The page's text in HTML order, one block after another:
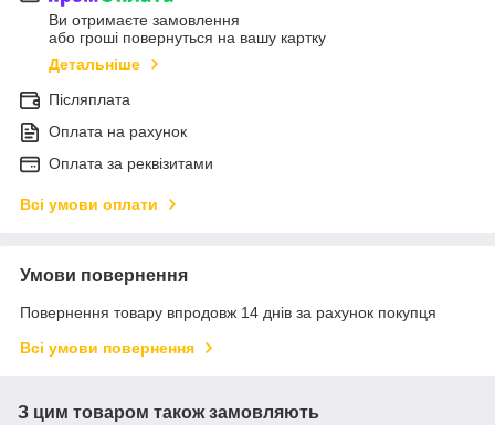
Ви отримаєте замовлення
або гроші повернуться на вашу картку
Детальніше
Післяплата
Оплата на рахунок
Оплата за реквізитами
Всі умови оплати
Умови повернення
Повернення товару впродовж 14 днів за рахунок покупця
Всі умови повернення
З цим товаром також замовляють